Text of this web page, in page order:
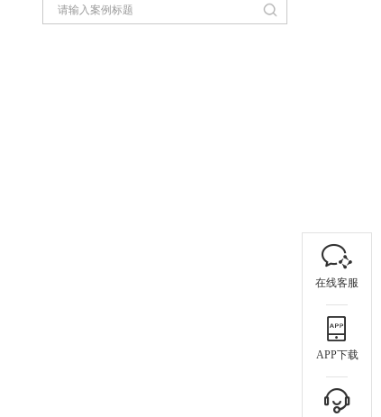
在线客服
APP下载